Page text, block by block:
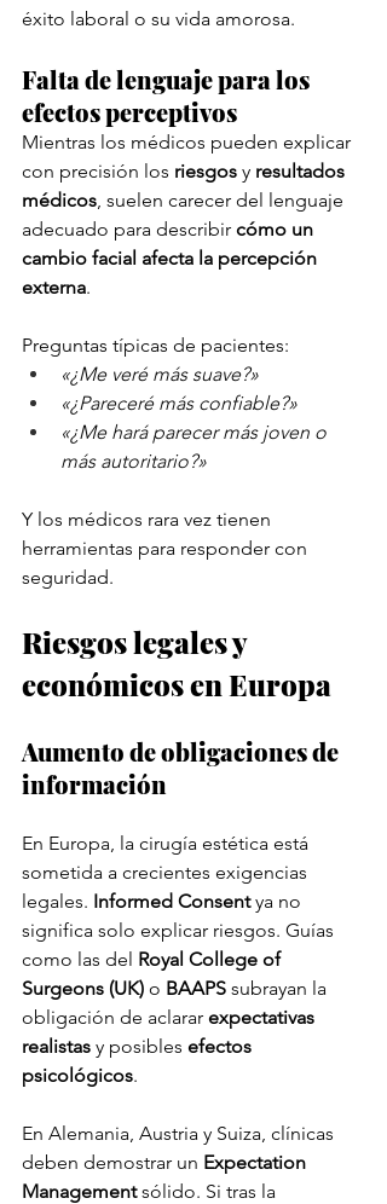
éxito laboral o su vida amorosa.
Falta de lenguaje para los
efectos perceptivos
Mientras los médicos pueden explicar
con precisión los riesgos y resultados
médicos, suelen carecer del lenguaje
adecuado para describir cómo un
cambio facial afecta la percepción
externa.
Preguntas típicas de pacientes:
«¿Me veré más suave?»
«¿Pareceré más confiable?»
«¿Me hará parecer más joven o
más autoritario?»
Y los médicos rara vez tienen
herramientas para responder con
seguridad.
Riesgos legales y
económicos en Europa
Aumento de obligaciones de
información
En Europa, la cirugía estética está
sometida a crecientes exigencias
legales. Informed Consent ya no
significa solo explicar riesgos. Guías
como las del Royal College of
Surgeons (UK) o BAAPS subrayan la
obligación de aclarar expectativas
realistas y posibles efectos
psicológicos.
En Alemania, Austria y Suiza, clínicas
deben demostrar un Expectation
Management sólido. Si tras la